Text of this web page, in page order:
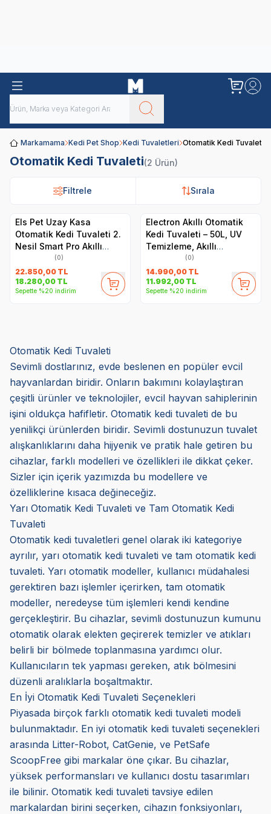
Markamama Kedi Pet Shop Kedi Tuvaletleri Otomatik Kedi Tuvaleti
Otomatik Kedi Tuvaleti(2 Ürün)
Filtrele Sırala
Filtrele Sırala
Els Pet Uzay Kasa
Otomatik Kedi Tuvaleti 2.
Nesil Smart Pro Akıllı
Otomatik Kedi App Kontrol
, Uv Temizleme
(0)
22.850,00 TL
18.280,00 TL
Sepette %20 indirim
Electron Akıllı Otomatik
Kedi Tuvaleti – 50L, UV
Temizleme, Akıllı
Sensörlü,Kompakt
Tasarım
(0)
14.990,00 TL
11.992,00 TL
Sepette %20 indirim
Otomatik Kedi Tuvaleti
Sevimli dostlarınız, evde beslenen en popüler evcil
hayvanlardan biridir. Onların bakımını kolaylaştıran
çeşitli ürünler ve teknolojiler, evcil hayvan sahiplerinin
işini oldukça hafifletir. Otomatik kedi tuvaleti de bu
yenilikçi ürünlerden biridir. Sevimli dostunuzun tuvalet
alışkanlıklarını daha hijyenik ve pratik hale getiren bu
cihazlar, farklı modelleri ve özellikleri ile dikkat çeker.
Sizler için içerik yazımızda bu modellere ve
özelliklerine kısaca değineceğiz.
Yarı Otomatik Kedi Tuvaleti ve Tam Otomatik Kedi
Tuvaleti
Otomatik kedi tuvaletleri genel olarak iki kategoriye
ayrılır, yarı otomatik kedi tuvaleti ve tam otomatik kedi
tuvaleti. Yarı otomatik modeller, kullanıcı müdahalesi
gerektiren bazı işlemler içerirken, tam otomatik
modeller, neredeyse tüm işlemleri kendi kendine
gerçekleştirir. Bu cihazlar, sevimli dostunuzun kumunu
otomatik olarak elekten geçirerek temizler ve atıkları
belirli bir bölmede toplanmasına yardımcı olur.
Kullanıcıların tek yapması gereken, atık bölmesini
düzenli aralıklarla boşaltmaktır.
En İyi Otomatik Kedi Tuvaleti Seçenekleri
Piyasada birçok farklı otomatik kedi tuvaleti modeli
bulunmaktadır. En iyi otomatik kedi tuvaleti seçenekleri
arasında Litter-Robot, CatGenie, ve PetSafe
ScoopFree gibi markalar öne çıkar. Bu cihazlar,
yüksek performansları ve kullanıcı dostu tasarımları
ile bilinir. Otomatik kedi tuvaleti tavsiye edilen
markalardan birini seçerken, cihazın fonksiyonları,